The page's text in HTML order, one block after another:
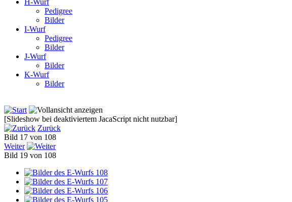
Pedigree
Bilder
I-Wurf
Pedigree
Bilder
J-Wurf
Bilder
K-Wurf
Bilder
[Slideshow bei deaktiviertem JacaScript nicht nutzbar]
Zurück
Bild 17 von 108
Weiter
Bild 19 von 108